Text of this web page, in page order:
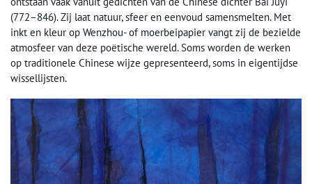
(772–846). Zij laat natuur, sfeer en eenvoud samensmelten. Met
inkt en kleur op Wenzhou- of moerbeipapier vangt zij de bezielde
atmosfeer van deze poëtische wereld. Soms worden de werken
op traditionele Chinese wijze gepresenteerd, soms in eigentijdse
wissellijsten.